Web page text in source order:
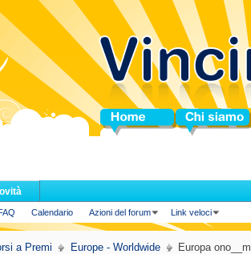
Home Chi siamo
Calendario Azioni del forum Link veloci
a Premi Europe - Worldwide Europa